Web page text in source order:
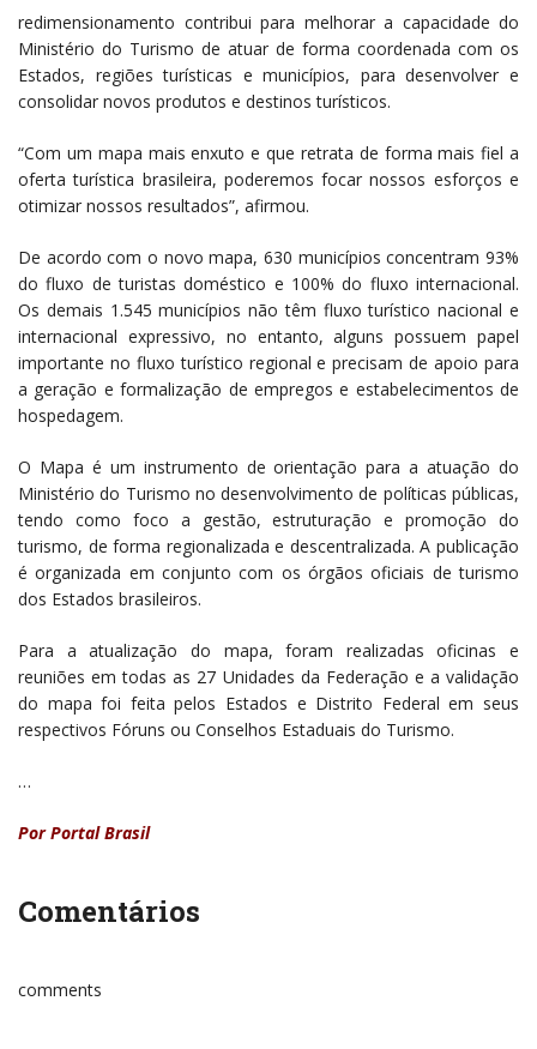
redimensionamento contribui para melhorar a capacidade do
Ministério do Turismo de atuar de forma coordenada com os
Estados, regiões turísticas e municípios, para desenvolver e
consolidar novos produtos e destinos turísticos.
“Com um mapa mais enxuto e que retrata de forma mais fiel a
oferta turística brasileira, poderemos focar nossos esforços e
otimizar nossos resultados”, afirmou.
De acordo com o novo mapa, 630 municípios concentram 93%
do fluxo de turistas doméstico e 100% do fluxo internacional.
Os demais 1.545 municípios não têm fluxo turístico nacional e
internacional expressivo, no entanto, alguns possuem papel
importante no fluxo turístico regional e precisam de apoio para
a geração e formalização de empregos e estabelecimentos de
hospedagem.
O Mapa é um instrumento de orientação para a atuação do
Ministério do Turismo no desenvolvimento de políticas públicas,
tendo como foco a gestão, estruturação e promoção do
turismo, de forma regionalizada e descentralizada. A publicação
é organizada em conjunto com os órgãos oficiais de turismo
dos Estados brasileiros.
Para a atualização do mapa, foram realizadas oficinas e
reuniões em todas as 27 Unidades da Federação e a validação
do mapa foi feita pelos Estados e Distrito Federal em seus
respectivos Fóruns ou Conselhos Estaduais do Turismo.
…
Por Portal Brasil
Comentários
comments